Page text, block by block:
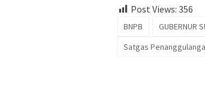
Post Views: 356
BNPB GUBERNUR
Satgas